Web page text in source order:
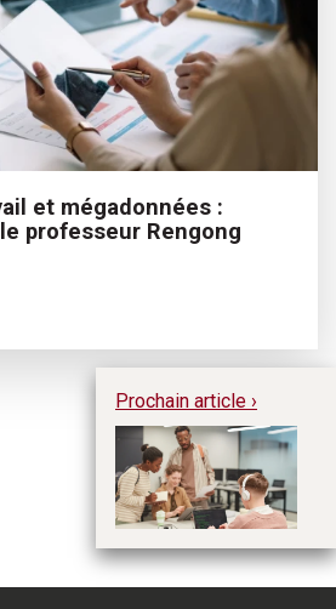
et mégadonnées :
professeur Rengong
Prochain article ›